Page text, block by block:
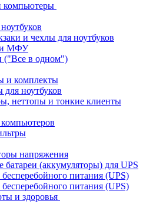
компьютеры
и чехлы для ноутбуков
и МФУ
("Все в одном")
и комплекты
для ноутбуков
неттопы и тонкие клиенты
напряжения
батареи (аккумуляторы) для UPS
питания (UPS)
питания (UPS)
и здоровья